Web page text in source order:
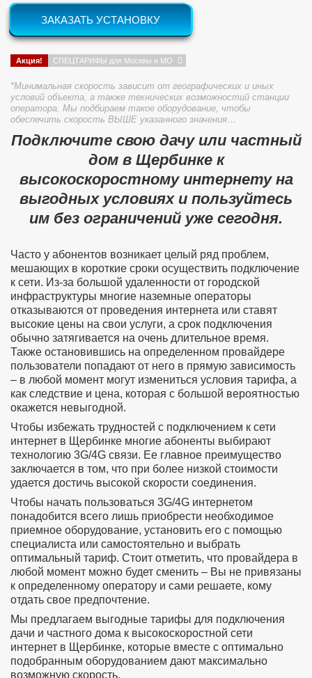
ЗАКАЗАТЬ УСТАНОВКУ
Акция! СПЕЦТАРИФЫ для Москвы и МО
*Минимальная скорость зависит от географических и иных
условий объекта, а также технических возможностий станции
оператора. Мы подбираем такое оборудование, чтобы
обеспечить скорость ВЫШЕ указанного значения…
Подключите свою дачу или частный
дом в Щербинке к
высокоскоростному интернету на
выгодных условиях и пользуйтесь
им без ограничений уже сегодня.
Часто у абонентов возникает целый ряд проблем,
мешающих в короткие сроки осуществить подключение
к сети. Из-за большой удаленности от городской
инфраструктуры многие наземные операторы
отказываются от проведения интернета или ставят
высокие цены на свои услуги, а срок подключения
обычно затягивается на очень длительное время.
Также остановившись на определенном провайдере
пользователи попадают от него в прямую зависимость
– в любой момент могут измениться условия тарифа, а
как следствие и цена, которая с большой вероятностью
окажется невыгодной.
Чтобы избежать трудностей с подключением к сети
интернет в Щербинке многие абоненты выбирают
технологию 3G/4G связи. Ее главное преимущество
заключается в том, что при более низкой стоимости
удается достичь высокой скорости соединения.
Чтобы начать пользоваться 3G/4G интернетом
понадобится всего лишь приобрести необходимое
приемное оборудование, установить его с помощью
специалиста или самостоятельно и выбрать
оптимальный тариф. Стоит отметить, что провайдера в
любой момент можно будет сменить – Вы не привязаны
к определенному оператору и сами решаете, кому
отдать свое предпочтение.
Мы предлагаем выгодные тарифы для подключения
дачи и частного дома к высокоскоростной сети
интернет в Щербинке, которые вместе с оптимально
подобранным оборудованием дают максимально
возможную скорость.